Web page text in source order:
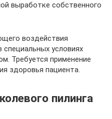
выработке собственного
воздействия
условиях
Требуется применение
здоровья пациента.
пилинга